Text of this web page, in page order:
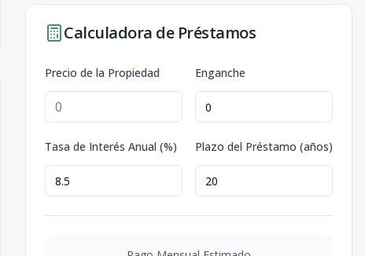
Calculadora de Préstamos
Precio de la Propiedad Enganche
Tasa de Interés Anual (%) Plazo del Préstamo (años)